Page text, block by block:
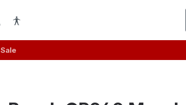
Sale